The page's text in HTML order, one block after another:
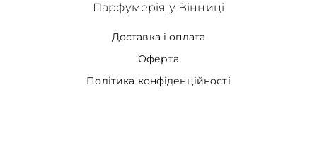
Доставка і оплата
Оферта
Політика конфіденційності
Парфумерія у Вінниці